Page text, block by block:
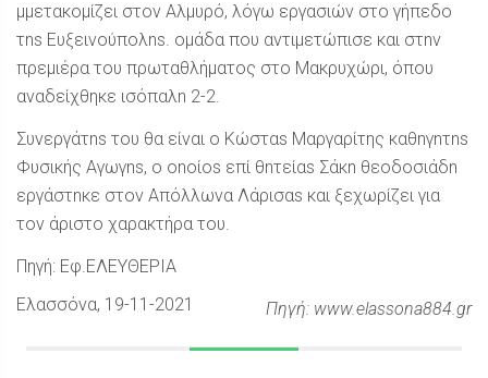
µμετακομίζει στον Αλµυρό, λόγω εργασιών στο γήπεδο
τns Ευξεινούπολns. ομάδα που αντιμετώπισε και στnν
πρεμιέρα του πρωταθλήματος στο Μακρυχώρι, όπου
αναδείχθηκε ισόπαλn 2-2.
Συνεργάτns του θα είναι ο Κώσταs Μαργαρίτης καθnγnτns
Φυσικής Αγωγns, ο onoίos επί θnτείαs Σάκn θεοδοσιάδn
εργάστnκε στον Απόλλωνα Λάρισαs και ξεχωρίζει για
τον άριστο χαρακτήρα του.
Πηγή: Εφ.ΕΛΕΥΘΕΡΙΑ
Πηγή: www.elassona884.gr
Ελασσόνα, 19-11-2021